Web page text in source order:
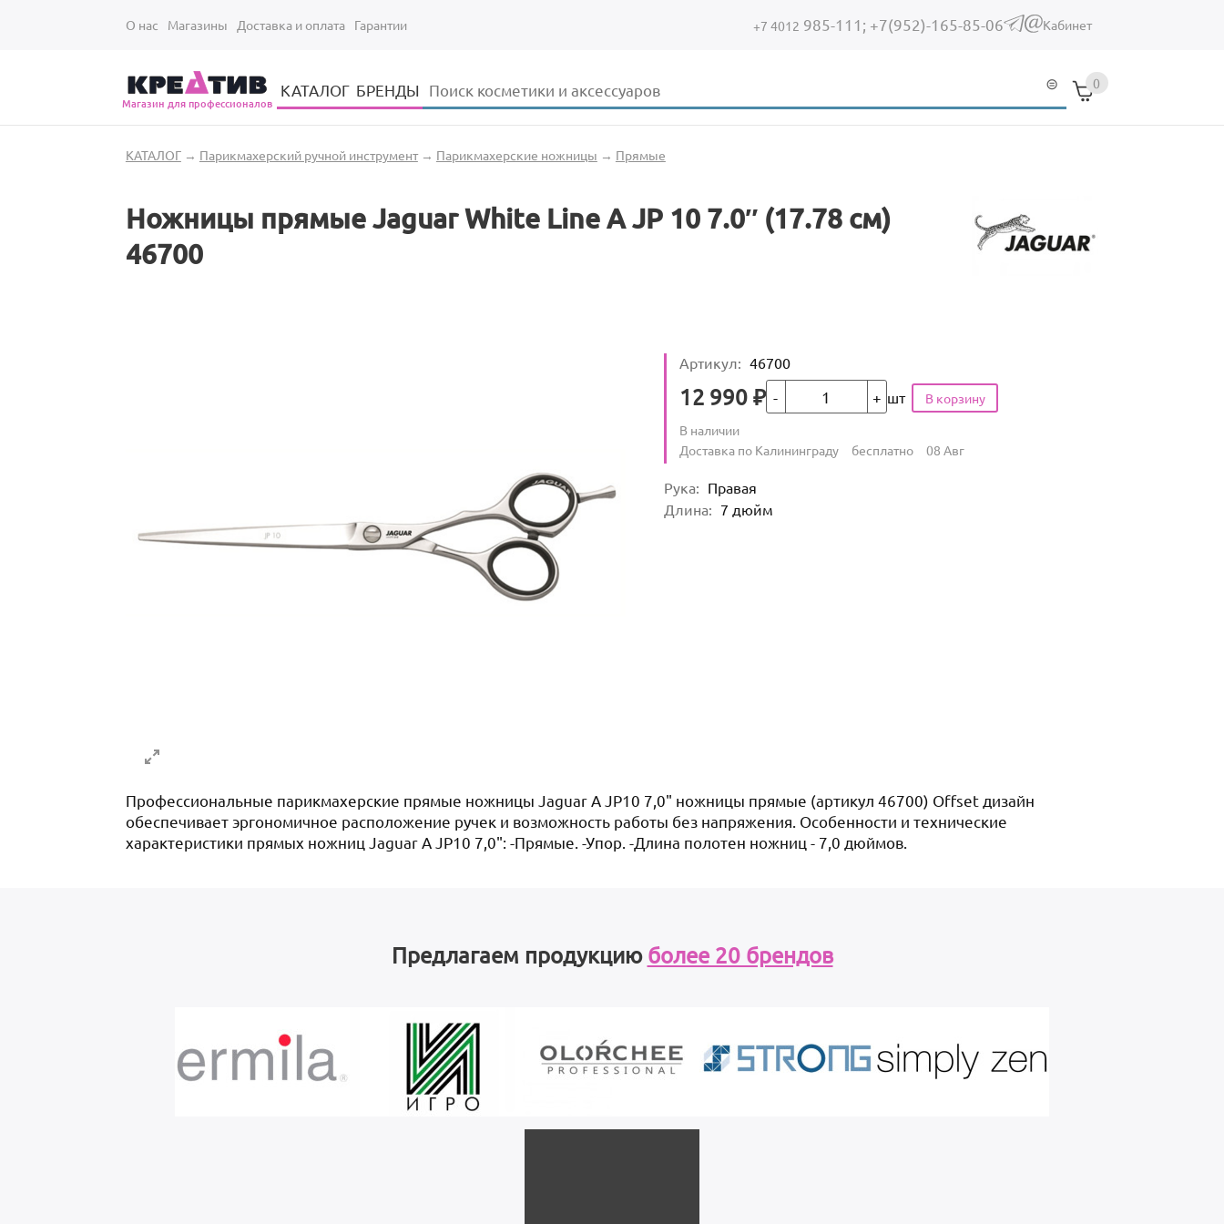
О нас Магазины Доставка и оплата Гарантии +7 4012 985-111; +7(952)-165-85-06 (link sends e-mail)
Кабинет
Магазин для профессионалов
КАТАЛОГ БРЕНДЫ Форма поиска
Поиск 0
Вы здесь
КАТАЛОГ→ Парикмахерский ручной инструмент→ Парикмахерские ножницы → Прямые
Ножницы прямые Jaguar White Line A JP 10 7.0″ (17.78 см)
46700
Артикул: 46700
Цена
12 990 ₽Кол-во шт
Количество
В наличии
Условия доставки
Доставка по Калининграду бесплатно 08 Авг
Характеристики
Рука: Правая
Длина: 7 дюйм
Профессиональные парикмахерские прямые ножницы Jaguar A JP10 7,0" ножницы прямые (артикул 46700) Offset дизайн
обеспечивает эргономичное расположение ручек и возможность работы без напряжения. Особенности и технические
характеристики прямых ножниц Jaguar A JP10 7,0": -Прямые. -Упор. -Длина полотен ножниц - 7,0 дюймов.
Предлагаем продукцию более 20 брендов